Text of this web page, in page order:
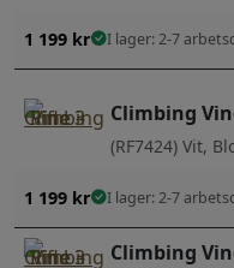
1 199 kr I lager: 2-7
Climbing
(RF7424) Vit,
1 199 kr I lager: 2-7
Climbing